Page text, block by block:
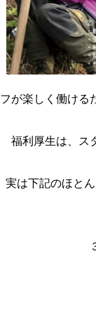
が楽しく働ける
福利厚生は ス
実は下記のほと